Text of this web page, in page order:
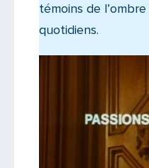
témoins de
quotidiens.